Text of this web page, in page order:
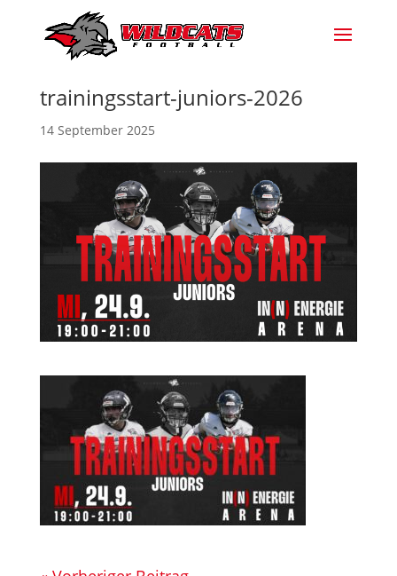
trainingsstart-juniors-2026
14 September 2025